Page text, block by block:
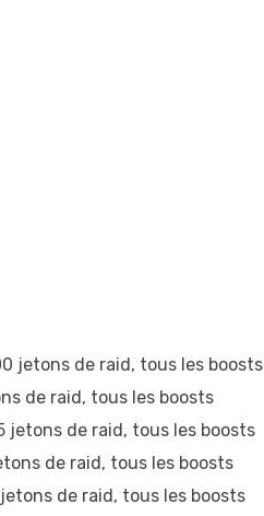
jetons de raid, tous les boosts
de raid, tous les boosts
jetons de raid, tous les boosts
de raid, tous les boosts
de raid, tous les boosts